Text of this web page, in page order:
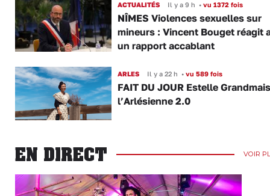
ACTUALITÉS Il y a 9 h •vu 1372 fois
NÎMES Violences sexuelles sur
mineurs : Vincent Bouget réagit
un rapport accablant
ARLES Il y a 22 h •vu 589 fois
FAIT DU JOUR Estelle
l’Arlésienne 2.0
EN DIRECT VOIR